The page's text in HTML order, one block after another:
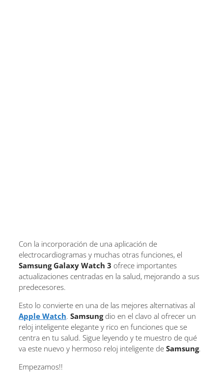
Con la incorporación de una aplicación de
electrocardiogramas y muchas otras funciones, el
Samsung Galaxy Watch 3 ofrece importantes
actualizaciones centradas en la salud, mejorando a sus
predecesores.
Esto lo convierte en una de las mejores alternativas al
Apple Watch. Samsungdio en el clavo al ofrecer un
reloj inteligente elegante y rico en funciones que se
centra en tu salud. Sigue leyendo y te muestro de qué
va este nuevo y hermoso reloj inteligente de Samsung.
Empezamos!!